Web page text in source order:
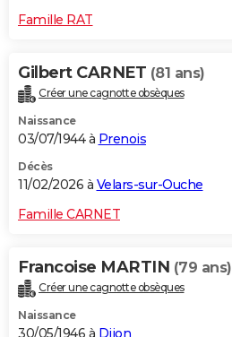
Famille RAT
Gilbert CARNET (81 ans)
Créer une cagnotte obsèques
Naissance
03/07/1944 à Prenois
Décès
11/02/2026 à Velars-sur-Ouche
Famille CARNET
Francoise MARTIN (79 ans)
Créer une cagnotte obsèques
Naissance
30/05/1946 à Dijon